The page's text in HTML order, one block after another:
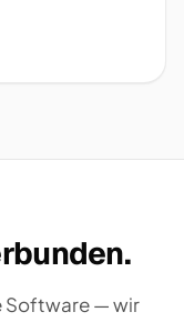
Software — wir